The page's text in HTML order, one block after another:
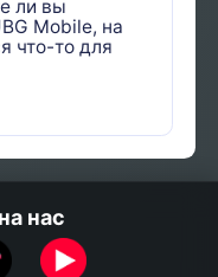
ли вы
Mobile, на
что-то для
нас